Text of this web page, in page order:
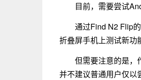
目前，需要尝试
通过Find N2 Flip
折叠屏手机上测试新功
但需要注意的是，
并不建议普通用户仅以